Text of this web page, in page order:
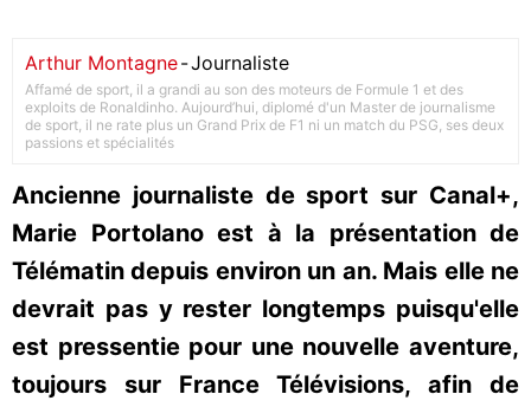
Arthur Montagne-Journaliste
Affamé de sport, il a grandi au son des moteurs de Formule 1 et des
exploits de Ronaldinho. Aujourd’hui, diplomé d'un Master de journalisme
de sport, il ne rate plus un Grand Prix de F1 ni un match du PSG, ses deux
passions et spécialités
Ancienne journaliste de sport sur Canal+,
Marie Portolano est à la présentation de
Télématin depuis environ un an. Mais elle ne
devrait pas y rester longtemps puisqu'elle
est pressentie pour une nouvelle aventure,
toujours sur France Télévisions, afin de